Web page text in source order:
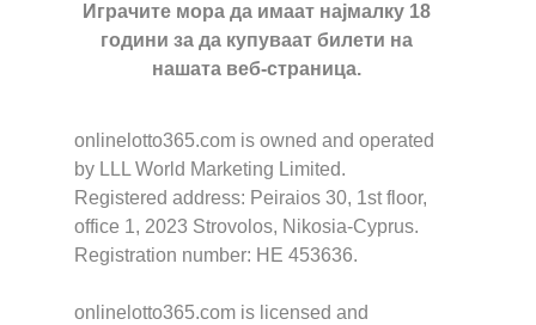
Играчите мора да имаат најмалку 18
години за да купуваат билети на
нашата веб-страница.
onlinelotto365.com is owned and operated
by LLL World Marketing Limited.
Registered address: Peiraios 30, 1st floor,
office 1, 2023 Strovolos, Nikosia-Cyprus.
Registration number: HE 453636.
onlinelotto365.com is licensed and